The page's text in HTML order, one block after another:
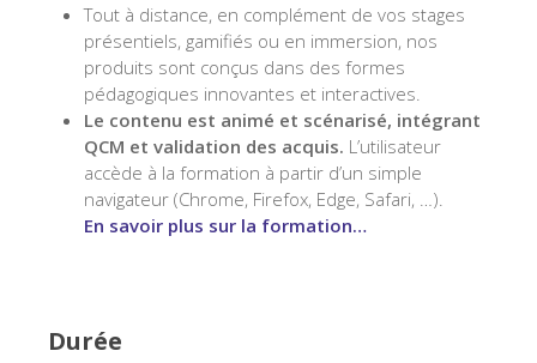
Tout à distance, en complément de vos stages
présentiels, gamifiés ou en immersion, nos
produits sont conçus dans des formes
pédagogiques innovantes et interactives.
Le contenu est animé et scénarisé, intégrant
QCM et validation des acquis. L’utilisateur
accède à la formation à partir d’un simple
navigateur (Chrome, Firefox, Edge, Safari, …).
En savoir plus sur la formation…
Durée